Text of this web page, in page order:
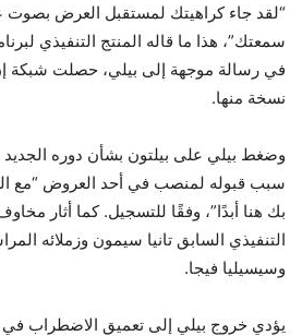
“لقد جاء كراهيتك لمستقبل العرض بصوت
في رسالة موجهة إلى بيلي، حصلت شبكة
نسخة منها.
وضغط بيلي على بيلتون بشأن دوره الجديد
سبب قبوله لمنصب في أحد العروض “مع
بك هنا أبدًا”، وفقًا للتسجيل. كما أثار
التنفيذي السابق تانيا سيمون وزملائه
وسيسيليا فيجا.
يؤدي خروج بيلي إلى تعميق الاضطراب في